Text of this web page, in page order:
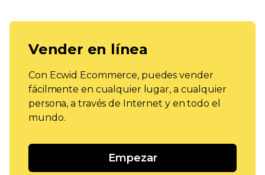
Vender en línea
Con Ecwid Ecommerce, puedes vender
fácilmente en cualquier lugar, a cualquier
persona, a través de Internet y en todo el
mundo.
Empezar